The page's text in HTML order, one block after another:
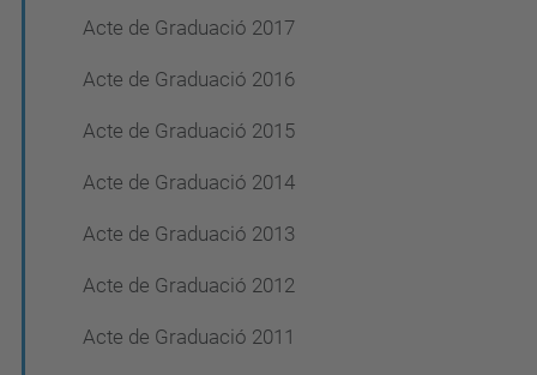
Acte de Graduació 2017
Acte de Graduació 2016
Acte de Graduació 2015
Acte de Graduació 2014
Acte de Graduació 2013
Acte de Graduació 2012
Acte de Graduació 2011